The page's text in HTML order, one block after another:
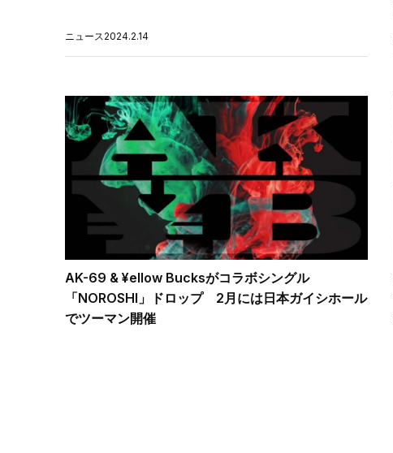
ニュース 2024.2.14
AK-69 & ¥ellow Bucksがコラボシングル
「NOROSHI」ドロップ 2月には日本ガイシホール
でツーマン開催